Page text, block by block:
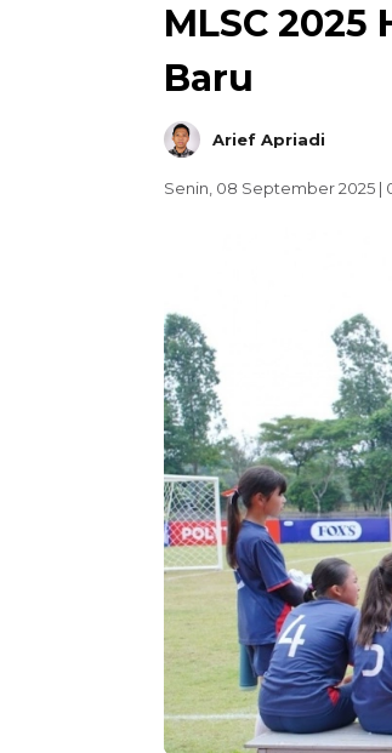
MLSC
Baru
Arief Apriadi
Senin, 08 September 2025 |